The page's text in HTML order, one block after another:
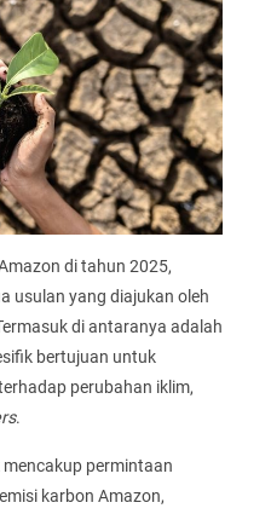
di tahun 2025,
usulan yang diajukan oleh
di antaranya adalah
bertujuan untuk
perubahan iklim,
.
permintaan
karbon Amazon,